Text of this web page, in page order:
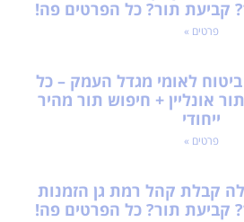
קביעת תור? כל הפרטים פה!
פרטים »
לאומי מגדל העמק – כל
אונליין + חיפוש תור מהיר
ייחודי
פרטים »
קבלת קהל רמת גן הזמנות
קביעת תור? כל הפרטים פה!